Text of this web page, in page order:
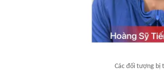
Các đối tượng bị